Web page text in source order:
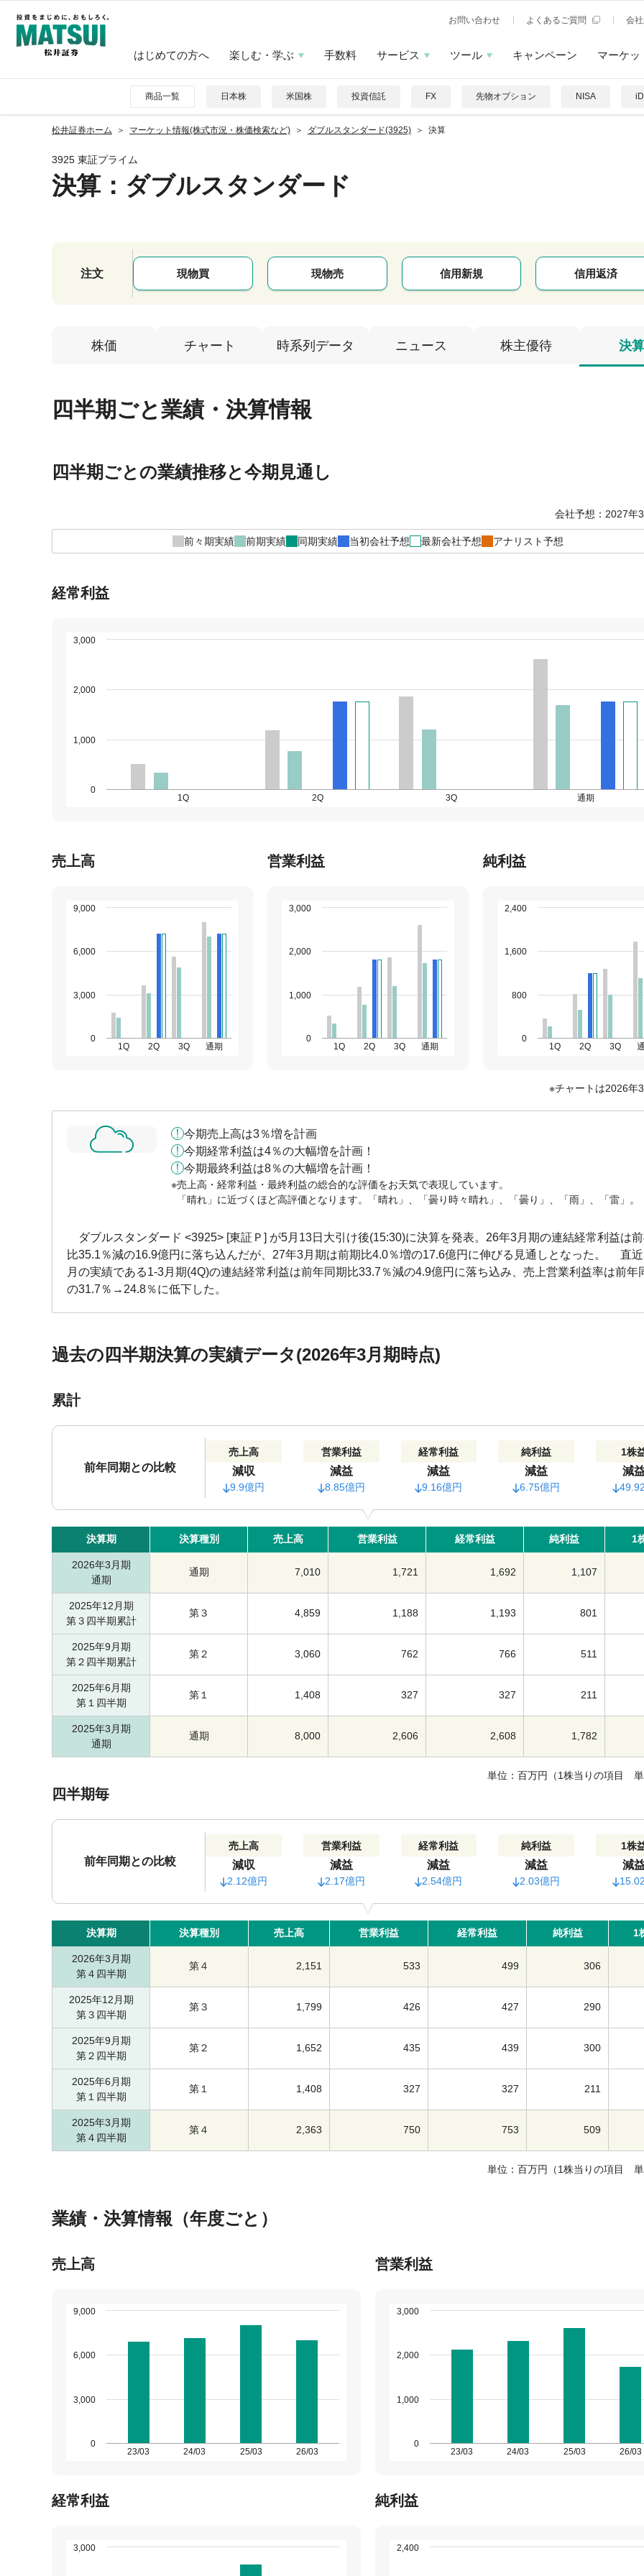
お問い合わせ よくあるご質問 会
はじめての方へ 楽しむ・学ぶ 手数料 サービス ツール キャンペーン マーケッ
商品一覧 日本株 米国株 投資信託 FX 先物オプション NISA
松井証券ホーム マーケット情報(株式市況・株価検索など) ダブルスタンダード(3925) 決算
3925 東証プライム
決算：ダブルスタンダード
注文 現物買 現物売 信用新規 信用返済
株価 チャート 時系列データ ニュース 株主優待 決算
四半期ごと業績・決算情報
四半期ごとの業績推移と今期見通し
会社予想：2027年
前々期実績 前期実績 同期実績 当初会社予想 最新会社予想 アナリスト予想
経常利益
1Q 2Q 3Q 通期
0
1,000
2,000
3,000
売上高
1Q 2Q 3Q 通期
0
3,000
6,000
9,000
営業利益
1Q 2Q 3Q 通期
0
1,000
2,000
3,000
純利益
1Q 2Q 3Q
0
800
1,600
2,400
チャートは2026年
今期売上高は3％増を計画
今期経常利益は4％の大幅増を計画！
今期最終利益は8％の大幅増を計画！
売上高・経常利益・最終利益の総合的な評価をお天気で表現しています。
「晴れ」に近づくほど高評価となります。「晴れ」、「曇り時々晴れ」、「曇り」、「雨」、「雷」。
ダブルスタンダード <3925> [東証Ｐ] が5月13日大引け後(15:30)に決算を発表。26年3月期の連結経常利益は
比35.1％減の16.9億円に落ち込んだが、27年3月期は前期比4.0％増の17.6億円に伸びる見通しとなった。 直近
月の実績である1-3月期(4Q)の連結経常利益は前年同期比33.7％減の4.9億円に落ち込み、売上営業利益率は前年
の31.7％→24.8％に低下した。
過去の四半期決算の実績データ(2026年3月期時点)
累計
前年同期との比較
売上高
減収
9.9億円
営業利益
減益
8.85億円
経常利益
減益
9.16億円
純利益
減益
6.75億円
1株
減
決算期 決算種別 売上高 営業利益 経常利益 純利益 1
2026年3月期
通期
通期 7,010 1,721 1,692 1,107
2025年12月期
第３四半期累計
第３ 4,859 1,188 1,193 801
2025年9月期
第２四半期累計
第２ 3,060 762 766 511
2025年6月期
第１四半期
第１ 1,408 327 327 211
2025年3月期
通期
通期 8,000 2,606 2,608 1,782
単位：百万円（1株当りの項目 単
四半期毎
前年同期との比較
売上高
減収
2.12億円
営業利益
減益
2.17億円
経常利益
減益
2.54億円
純利益
減益
2.03億円
1株
減
決算期 決算種別 売上高 営業利益 経常利益 純利益 1
2026年3月期
第４四半期
第４ 2,151 533 499 306
2025年12月期
第３四半期
第３ 1,799 426 427 290
2025年9月期
第２四半期
第２ 1,652 435 439 300
2025年6月期
第１四半期
第１ 1,408 327 327 211
2025年3月期
第４四半期
第４ 2,363 750 753 509
単位：百万円（1株当りの項目 単
業績・決算情報（年度ごと）
売上高
23/03 24/03 25/03 26/03
0
3,000
6,000
9,000
営業利益
23/03 24/03 25/03 26/03
0
1,000
2,000
3,000
経常利益
3,000
純利益
2,400